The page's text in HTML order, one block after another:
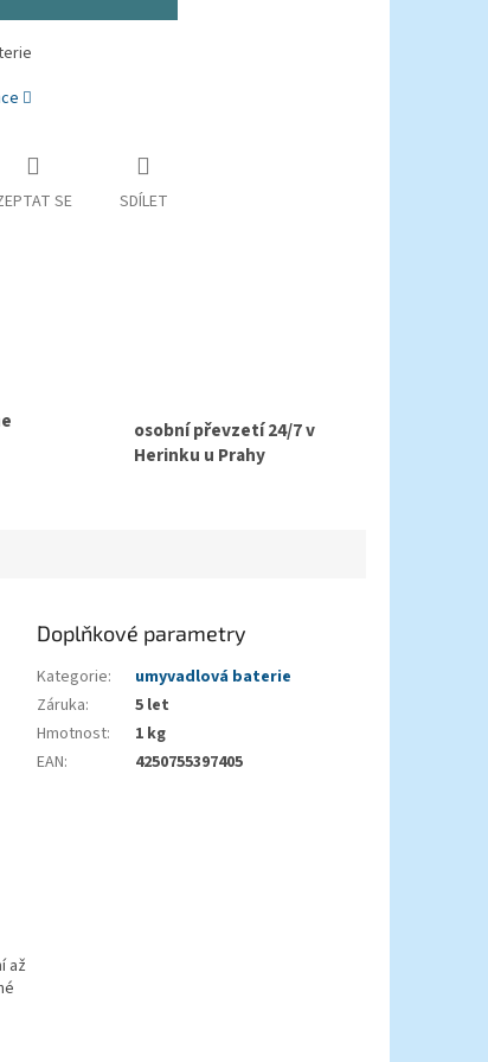
SE SDÍLET
osobní převzetí 24/7 v
Herinku u Prahy
až
Doplňkové parametry
Kategorie:
umyvadlová baterie
Záruka:
5 let
Hmotnost:
1 kg
EAN: 4250755397405